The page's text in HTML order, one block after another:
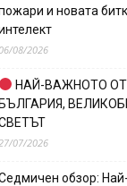
и новата
08/2026
НАЙ-ВАЖНОТО
07/2026
обзор: